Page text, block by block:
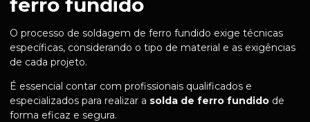
ferro fundido
O processo de soldagem de ferro fundido exige técnicas
específicas, considerando o tipo de material e as exigências
de cada projeto.
É essencial contar com profissionais qualificados e
especializados para realizar a solda de ferro fundido de
forma eficaz e segura.